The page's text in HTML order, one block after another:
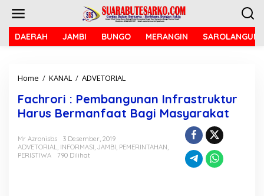
DAERAH JAMBI BUNGO MERANGIN SAROLANGUN
Home / KANAL / ADVETORIAL
c
h
r
i
Fachrori : Pembangunan Infrastruktur
Harus Bermanfaat Bagi Masyarakat
Mr Azronisbs
3 Desember, 2019
ADVETORIAL, INFORMASI, JAMBI, PEMERINTAHAN,
PERISTIWA
790 Dilihat